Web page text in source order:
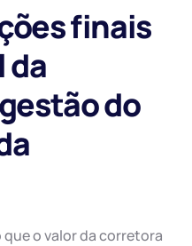
finais
da
do
o valor da corretora